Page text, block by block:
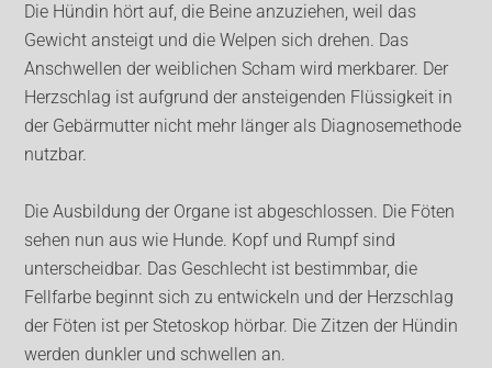
Die Hündin hört auf, die Beine anzuziehen, weil das
Gewicht ansteigt und die Welpen sich drehen. Das
Anschwellen der weiblichen Scham wird merkbarer. Der
Herzschlag ist aufgrund der ansteigenden Flüssigkeit in
der Gebärmutter nicht mehr länger als Diagnosemethode
nutzbar.
Die Ausbildung der Organe ist abgeschlossen. Die Föten
sehen nun aus wie Hunde. Kopf und Rumpf sind
unterscheidbar. Das Geschlecht ist bestimmbar, die
Fellfarbe beginnt sich zu entwickeln und der Herzschlag
der Föten ist per Stetoskop hörbar. Die Zitzen der Hündin
werden dunkler und schwellen an.